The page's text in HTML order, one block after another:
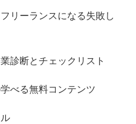
リーランスになる失敗し
診断とチェックリスト
べる無料コンテンツ